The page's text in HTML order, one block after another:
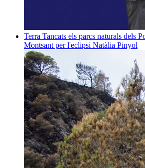
Terra Tancats els parcs naturals dels
Montsant per l'eclipsi Natàlia Pinyol